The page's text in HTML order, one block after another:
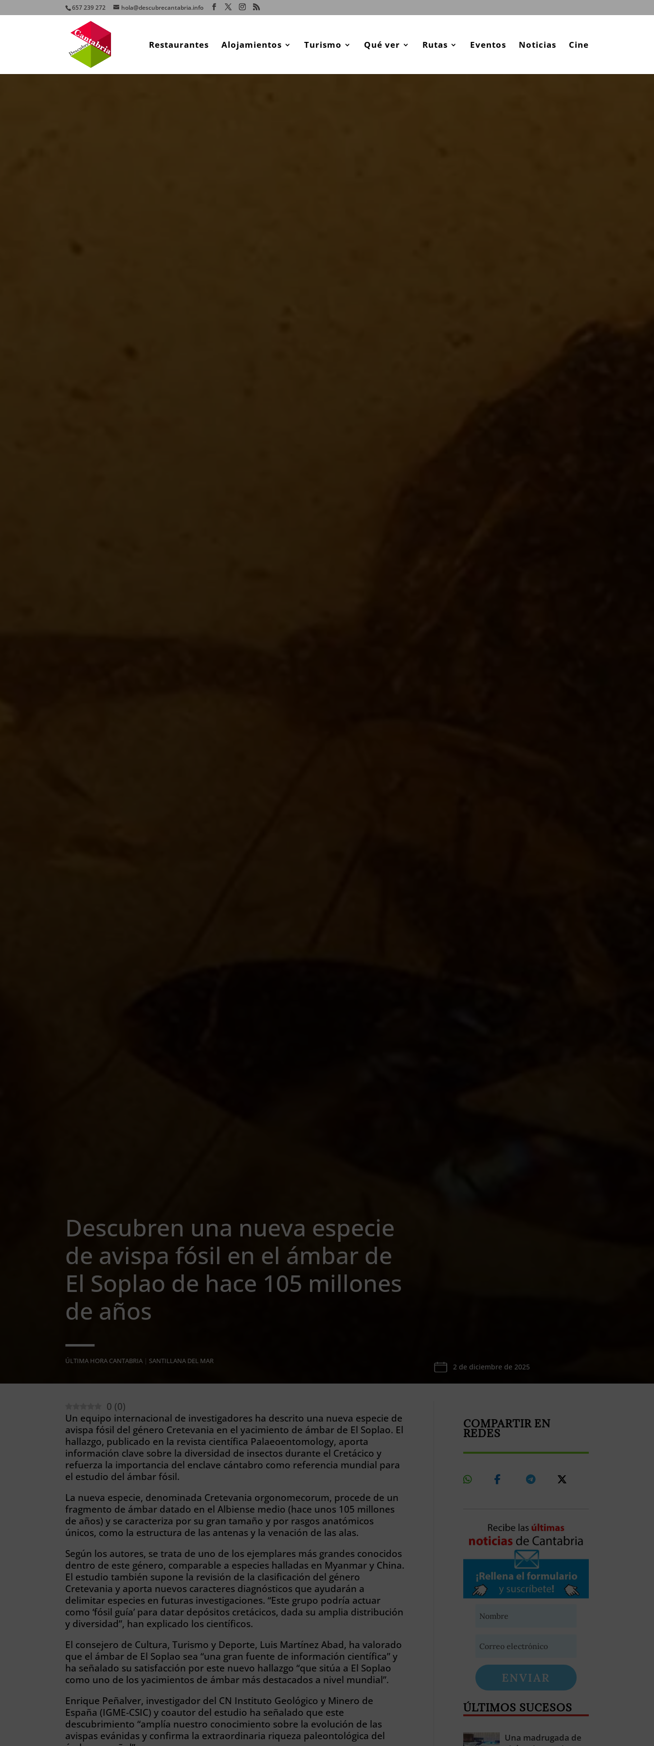
657 239 272 hola@descubrecantabria.info
Restaurantes Alojamientos Turismo Qué ver Rutas Eventos Noticias Cine
Descubren una nueva especie
de avispa fósil en el ámbar de
El Soplao de hace 105 millones
de años
ÚLTIMA HORA CANTABRIA | SANTILLANA DEL MAR
2 de diciembre de 2025
0 (0)
Un equipo internacional de investigadores ha descrito una nueva especie de
avispa fósil del género Cretevania en el yacimiento de ámbar de El Soplao. El
hallazgo, publicado en la revista científica Palaeoentomology, aporta
información clave sobre la diversidad de insectos durante el Cretácico y
refuerza la importancia del enclave cántabro como referencia mundial para
el estudio del ámbar fósil.
La nueva especie, denominada Cretevania orgonomecorum, procede de un
fragmento de ámbar datado en el Albiense medio (hace unos 105 millones
de años) y se caracteriza por su gran tamaño y por rasgos anatómicos
únicos, como la estructura de las antenas y la venación de las alas.
Según los autores, se trata de uno de los ejemplares más grandes conocidos
dentro de este género, comparable a especies halladas en Myanmar y China.
El estudio también supone la revisión de la clasificación del género
Cretevania y aporta nuevos caracteres diagnósticos que ayudarán a
delimitar especies en futuras investigaciones. “Este grupo podría actuar
como ‘fósil guía’ para datar depósitos cretácicos, dada su amplia distribución
y diversidad”, han explicado los científicos.
El consejero de Cultura, Turismo y Deporte, Luis Martínez Abad, ha valorado
que el ámbar de El Soplao sea “una gran fuente de información científica” y
ha señalado su satisfacción por este nuevo hallazgo “que sitúa a El Soplao
como uno de los yacimientos de ámbar más destacados a nivel mundial”.
Enrique Peñalver, investigador del CN Instituto Geológico y Minero de
España (IGME-CSIC) y coautor del estudio ha señalado que este
descubrimiento “amplía nuestro conocimiento sobre la evolución de las
avispas evánidas y confirma la extraordinaria riqueza paleontológica del
COMPARTIR EN
REDES
ENVIAR
ÚLTIMOS SUCESOS
Una madrugada de